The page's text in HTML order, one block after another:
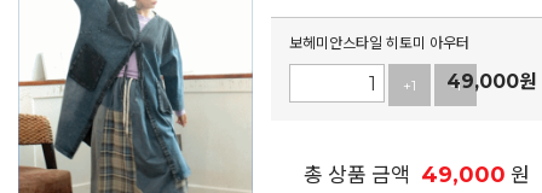
보헤미안스타일 히토미 아우터
+1 -1
49,000원
총 상품 금액 49,000 원